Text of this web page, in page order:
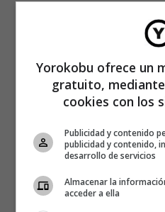
Yorokobu ofrece un
gratuito,
cookies con los
Publicidad y contenido
publicidad y contenido,
desarrollo de servicios
Almacenar la
acceder a ella